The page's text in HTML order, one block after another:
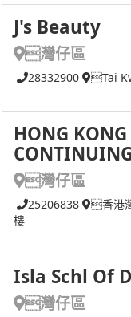
J's Beauty
灣仔區
28332900 Tai
HONG KONG
灣仔區
25206838
香港
樓
Isla Schl Of
灣仔區